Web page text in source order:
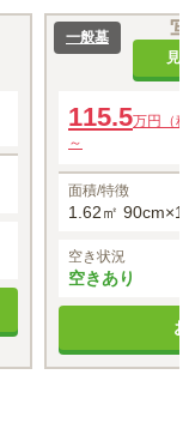
見
一般墓
115.5万円（
～
面積/特徴
1.62㎡
空き状況
空きあり